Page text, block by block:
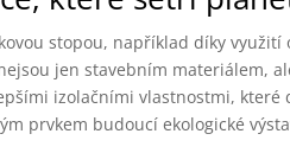
stopou, například díky
jen stavebním materiálem,
izolačními vlastnostmi,
prvkem budoucí ekologické